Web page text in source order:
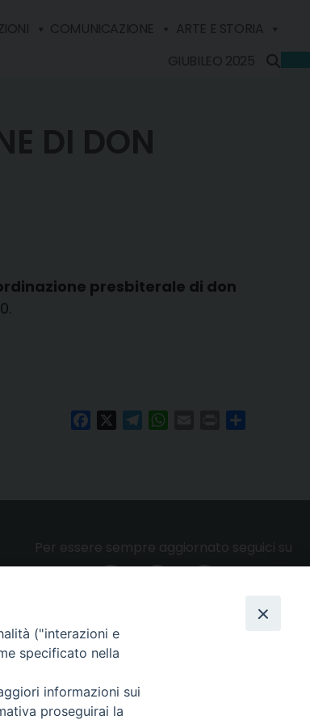
COMUNICAZIONE
ARTE E STORIA
GIUBILEO 2025
DI DON
presbiterale di don
FacebookTelegramWhatsAppPrint
Privacy e cookie policy
("interazioni e
specificato nella
informazioni sui
proseguirai la